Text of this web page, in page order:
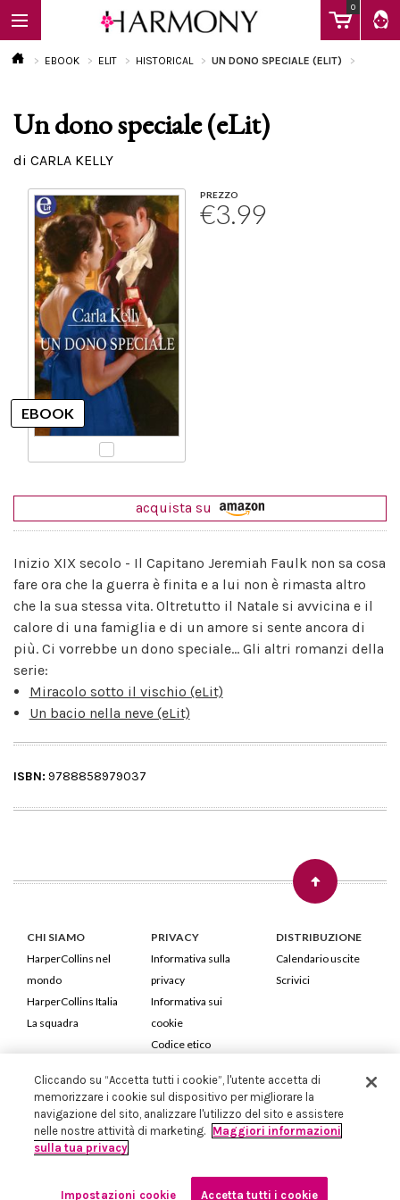
0
EBOOK
Calendario
EBOOK ELIT HISTORICAL UN DONO SPECIALE (ELIT)
Un dono speciale (eLit)
di CARLA KELLY
PREZZO
€3.99
acquista su
Inizio XIX secolo - Il Capitano Jeremiah Faulk non sa cosa
fare ora che la guerra è finita e a lui non è rimasta altro
che la sua stessa vita. Oltretutto il Natale si avvicina e il
calore di una famiglia e di un amore si sente ancora di
più. Ci vorrebbe un dono speciale... Gli altri romanzi della
serie:
Miracolo sotto il vischio (eLit)
Un bacio nella neve (eLit)
ISBN: 9788858979037
CHI SIAMO
HarperCollins nel
mondo
HarperCollins Italia
La squadra
PRIVACY
Informativa sulla
privacy
Informativa sui
cookie
Codice etico
DISTRIBUZIONE
Calendario uscite
Scrivici
HarperCollins Italia S.p.A. Viale Monte Nero, 84 - 20135 Milano
Cod. Fiscale e P.IVA 05946780151 - Capitale Sociale 258.250 €
Iscritta in Milano al Registro delle imprese nr.198004 e REA nr.1051898
Cliccando su “Accetta tutti i cookie”, l'utente accetta di
memorizzare i cookie sul dispositivo per migliorare la
navigazione del sito, analizzare l'utilizzo del sito e assistere
nelle nostre attività di marketing. Maggiori informazioni
sulla tua privacy
Impostazioni cookie Accetta tutti i cookie